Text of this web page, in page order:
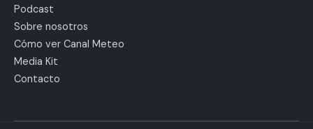
Podcast
Sobre nosotros
Cómo ver Canal Meteo
Media Kit
Contacto